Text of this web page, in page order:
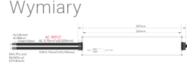
Wymiary